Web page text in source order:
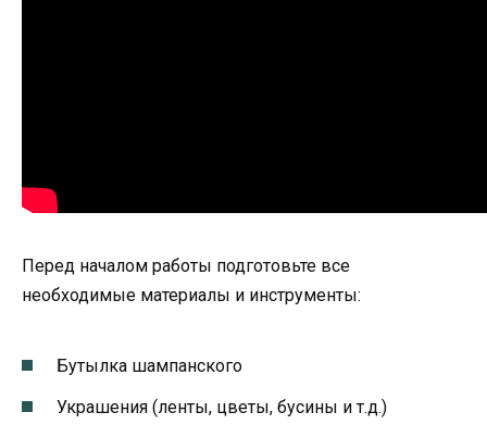
Перед началом работы подготовьте все
необходимые материалы и инструменты:
Бутылка шампанского
Украшения (ленты, цветы, бусины и т.д.)